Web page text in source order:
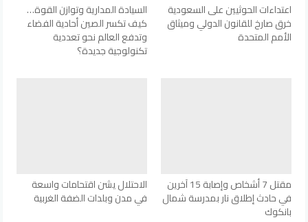
اعتداءات الحوثيين على السعودية
خرق صارخ للقانون الدولي وميثاق
الأمم المتحدة
السيادة المدارية وتوازن القوة…
كيف تكسر الصين أحادية الفضاء
وتدفع العالم نحو تعددية
تكنولوجية جديدة؟
مقتل 7 أشخاص وإصابة 15 آخرين
في حادث إطلاق نار بمدرسة شمال
بانكوك
الاحتلال يشن اقتحامات واسعة
في مدن وبلدات الضفة الغربية